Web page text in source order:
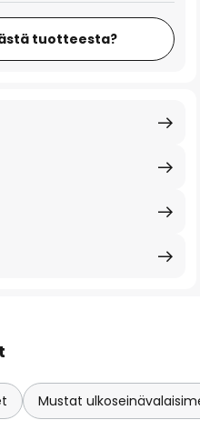
tuotteesta?
Mustat